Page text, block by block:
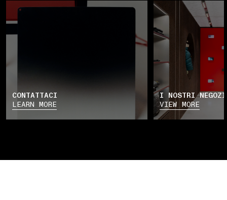
CONTATTACI
LEARN MORE
I NOSTRI NEGOZI
VIEW MORE